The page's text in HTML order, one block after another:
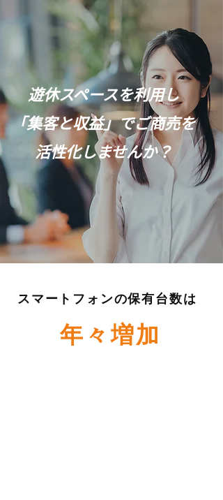
遊休スペースを利用し
「集客と収益」でご商売を
活性化しませんか？
​スマートフォンの保有台数は
年々増加